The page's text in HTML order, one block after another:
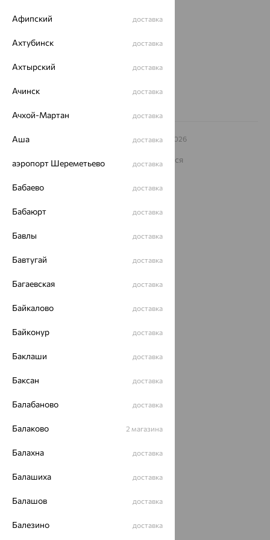
Магазины и доставка г. Липецк
ул. Зегеля, 27/2
Другие города
Заказать звонок
© ООО «Ювелирный дом «Кристалл»,2009 – 2026
На информационном ресурсе применяются
рекомендательные технологии
ОГРН 1044800168379
Разработка сайта —
Афипский доставка
Ахтубинск доставка
Ахтырский доставка
Ачинск доставка
Ачхой-Мартан доставка
Аша доставка
аэропорт Шереметьево доставка
Бабаево доставка
Бабаюрт доставка
Бавлы доставка
Бавтугай доставка
Багаевская доставка
Байкалово доставка
Байконур доставка
Баклаши доставка
Баксан доставка
Балабаново доставка
Балаково 2 магазина
Балахна доставка
Балашиха доставка
Балашов доставка
Балезино доставка